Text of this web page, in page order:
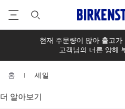
현재 주문량이 많아 출고가
고객님의 너른 양해
Homepage
홈 세일
더 알아보기